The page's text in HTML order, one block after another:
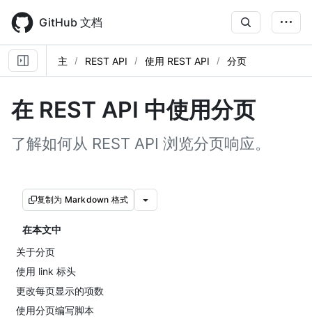
main
content
GitHub 文档
主 REST API 使用 REST API 分页
在 REST API 中使用分页
了解如何从 REST API 浏览分页响应。
复制为 Markdown 格式
在本文中
关于分页
使用 link 标头
更改每页显示的项数
使用分页编写脚本